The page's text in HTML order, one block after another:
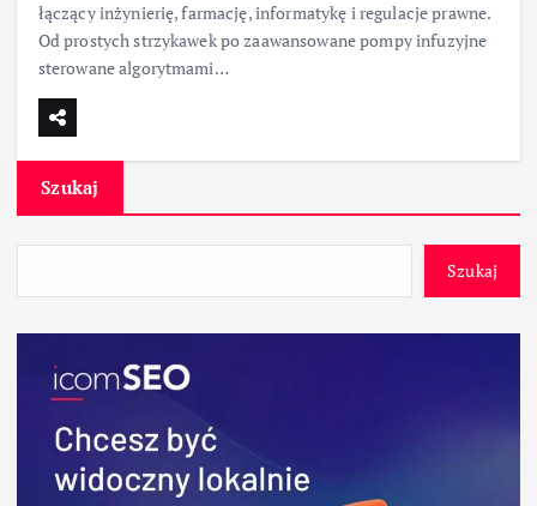
łączący inżynierię, farmację, informatykę i regulacje prawne.
Od prostych strzykawek po zaawansowane pompy infuzyjne
sterowane algorytmami…
Szukaj
Szukaj